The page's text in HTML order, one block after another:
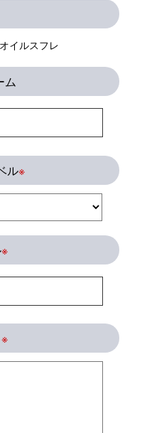
イルスフレ
ム
ル※
※
※